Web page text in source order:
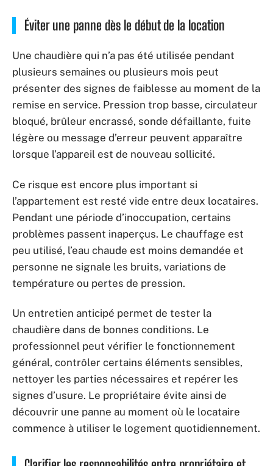
Éviter une panne dès le début de la location
Une chaudière qui n’a pas été utilisée pendant
plusieurs semaines ou plusieurs mois peut
présenter des signes de faiblesse au moment de la
remise en service. Pression trop basse, circulateur
bloqué, brûleur encrassé, sonde défaillante, fuite
légère ou message d’erreur peuvent apparaître
lorsque l’appareil est de nouveau sollicité.
Ce risque est encore plus important si
l’appartement est resté vide entre deux locataires.
Pendant une période d’inoccupation, certains
problèmes passent inaperçus. Le chauffage est
peu utilisé, l’eau chaude est moins demandée et
personne ne signale les bruits, variations de
température ou pertes de pression.
Un entretien anticipé permet de tester la
chaudière dans de bonnes conditions. Le
professionnel peut vérifier le fonctionnement
général, contrôler certains éléments sensibles,
nettoyer les parties nécessaires et repérer les
signes d’usure. Le propriétaire évite ainsi de
découvrir une panne au moment où le locataire
commence à utiliser le logement quotidiennement.